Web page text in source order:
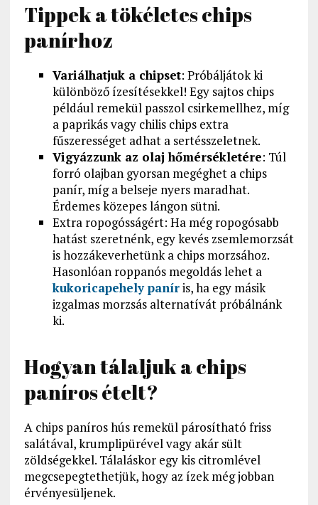
Tippek a tökéletes chips
panírhoz
Variálhatjuk a chipset: Próbáljátok ki
különböző ízesítésekkel! Egy sajtos chips
például remekül passzol csirkemellhez, míg
a paprikás vagy chilis chips extra
fűszerességet adhat a sertésszeletnek.
Vigyázzunk az olaj hőmérsékletére: Túl
forró olajban gyorsan megéghet a chips
panír, míg a belseje nyers maradhat.
Érdemes közepes lángon sütni.
Extra ropogósságért: Ha még ropogósabb
hatást szeretnénk, egy kevés zsemlemorzsát
is hozzákeverhetünk a chips morzsához.
Hasonlóan roppanós megoldás lehet a
kukoricapehely paníris, ha egy másik
izgalmas morzsás alternatívát próbálnánk
ki.
Hogyan tálaljuk a chips
paníros ételt?
A chips paníros hús remekül párosítható friss
salátával, krumplipürével vagy akár sült
zöldségekkel. Tálaláskor egy kis citromlével
megcsepegtethetjük, hogy az ízek még jobban
érvényesüljenek.